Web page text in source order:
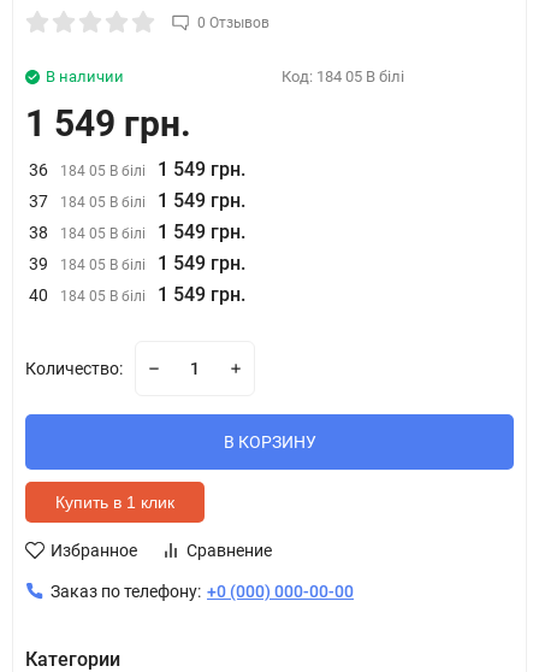
0 Отзывов
В наличии Код: 184 05 B білі
1 549 грн.
36 184 05 B білі 1 549 грн.
37 184 05 B білі 1 549 грн.
38 184 05 B білі 1 549 грн.
39 184 05 B білі 1 549 грн.
40 184 05 B білі 1 549 грн.
Количество:
В КОРЗИНУ
Купить в 1 клик
Избранное Сравнение
Заказ по телефону: +0 (000) 000-00-00
Категории